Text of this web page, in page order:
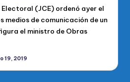
(JCE) ordenó ayer el
medios de comunicación de un
el ministro de Obras
19, 2019